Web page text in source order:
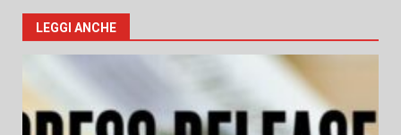
LEGGI ANCHE